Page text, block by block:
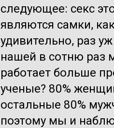
следующее: секс
являются самки,
удивительно, раз
нашей в сотню раз
работает больше
ученые? 80%
остальные 80%
поэтому мы и